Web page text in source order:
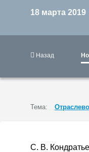
18 марта 2019
Назад
Тема:
С. В.